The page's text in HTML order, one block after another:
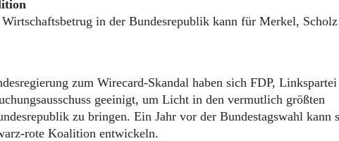
Gesellschaft
Pommern
Berlin-Brandenburg
Schlesien
Danzig und Westpreußen
in der Bundesrepublik kann für Merkel,
zum Wirecard-Skandal haben sich FDP,
geeinigt, um Licht in den vermutlich größten
zu bringen. Ein Jahr vor der Bundestagswahl kann
rote Koalition entwickeln.